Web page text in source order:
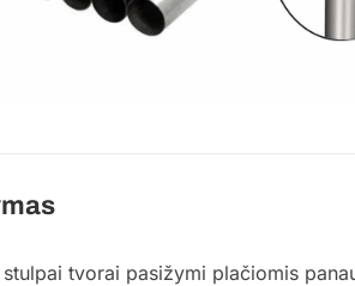
stulpai tvorai pasižymi plačiomis